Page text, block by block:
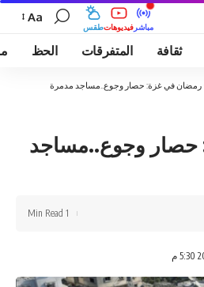
طقسفيديوهات مباشر
Aa
ثقافة المتفرقات الحظ
رمضان في غزة: حصار وجوع..مساجد مدمرة
وجوع..مساجد
1 Min Read